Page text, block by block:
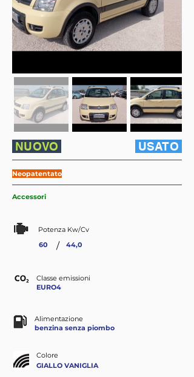
NUOVO USATO
Neopatentato
Accessori
Potenza Kw/Cv
60
/ 44,0
Classe emissioni
EURO4
Alimentazione
benzina senza piombo
Colore
GIALLO VANIGLIA